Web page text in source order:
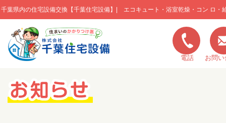
千葉県内の住宅設備交換【千葉住宅設備】| エコキュート・浴室乾燥・コン ロ・
このページの本文へ移動
電話 お問
キャンペーン一覧